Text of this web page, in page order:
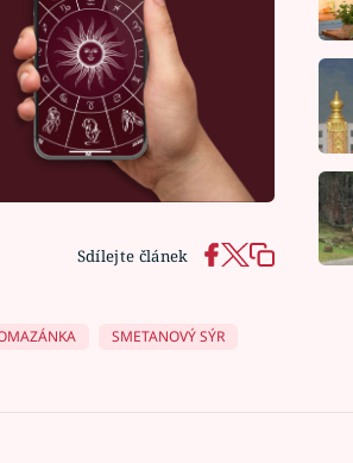
Sdílejte článek
SMETANOVÝ SÝR